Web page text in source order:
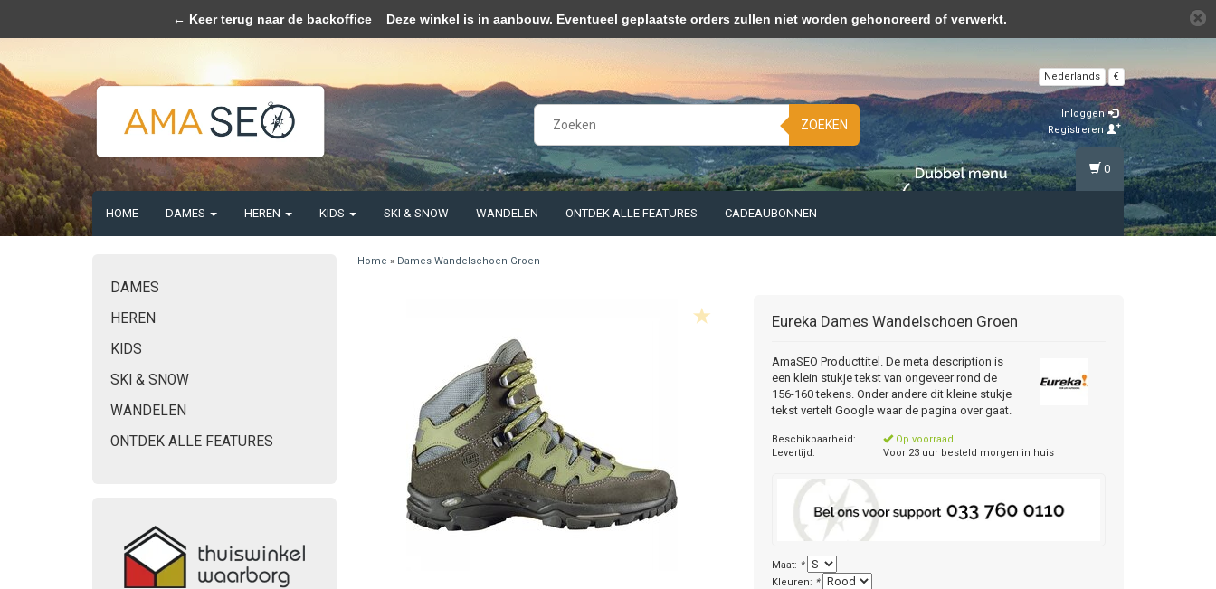
ZOEKEN
Nederlands €
Inloggen
Registreren
HOME DAMES HEREN KIDS SKI & SNOW WANDELEN ONTDEK ALLE FEATURES CADEAUBONNEN
0
DAMES
HEREN
KIDS
SKI & SNOW
WANDELEN
ONTDEK ALLE FEATURES
Home » Dames Wandelschoen Groen
Eureka Dames Wandelschoen Groen
AmaSEO Producttitel. De meta description is
een klein stukje tekst van ongeveer rond de
156-160 tekens. Onder andere dit kleine stukje
tekst vertelt Google waar de pagina over gaat.
Beschikbaarheid:
Op voorraad
Levertijd:
Voor 23 uur besteld morgen in huis
Maat: *
Kleuren: *
Wij slaan cookies op om onze website te verbeteren. Is dat akkoord? Ja Nee Meer over cookies »
← Keer terug naar de backoffice Deze winkel is in aanbouw. Eventueel geplaatste orders zullen niet worden gehonoreerd of verwerkt.